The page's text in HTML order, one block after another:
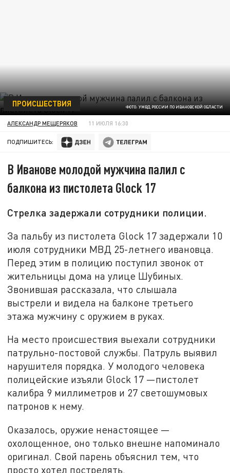
ФОТО: УМВД РОССИИ ПО ИВАНОВСКОЙ ОБЛАСТИ
ПРОИСШЕСТВИЯ
АЛЕКСАНДР МЕЩЕРЯКОВ 11 ИЮЛЯ 16:30
ПОДПИШИТЕСЬ:
В Иванове молодой мужчина палил с
балкона из пистолета Glock 17
Стрелка задержали сотрудники полиции.
За пальбу из пистолета Glock 17 задержали 10
июля сотрудники МВД 25-летнего ивановца.
Перед этим в полицию поступил звонок от
жительницы дома на улице Шубиных.
Звонившая рассказала, что слышала
выстрели и видела на балконе третьего
этажа мужчину с оружием в руках.
На место происшествия выехали сотрудники
патрульно-постовой службы. Патруль выявил
нарушителя порядка. У молодого человека
полицейские изъяли Glock 17 —пистолет
калибра 9 миллиметров и 27 светошумовых
патронов к нему.
Оказалось, оружие ненастоящее —
охолощенное, оно только внешне напоминало
оригинал. Свой парень объяснил тем, что
просто хотел пострелять.